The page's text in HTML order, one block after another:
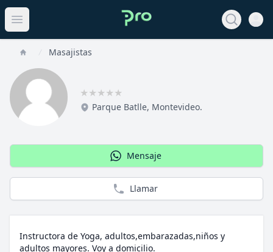
Open main menu
View
Masajistas
★★★★★
Parque Batlle, Montevideo.
Llamar
Mensaje
Instructora de Yoga, adultos,embarazadas,niños y
adultos mayores. Voy a domicilio.